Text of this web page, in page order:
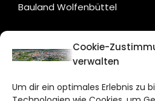
Cookie-
verwalten
Um dir ein optimales Erlebnis zu
Bauland Wolfenbüttel
CITYLIFE!
Bruchtorwall 12